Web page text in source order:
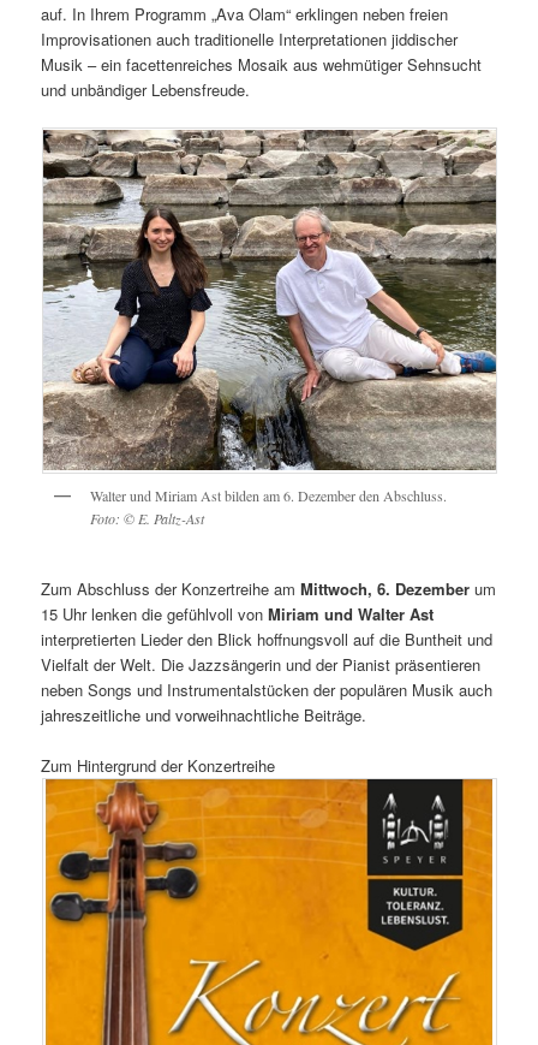
auf. In Ihrem Programm „Ava Olam“ erklingen neben freien
Improvisationen auch traditionelle Interpretationen jiddischer
Musik – ein facettenreiches Mosaik aus wehmütiger Sehnsucht
und unbändiger Lebensfreude.
Walter und Miriam Ast bilden am 6. Dezember den Abschluss.
Foto: © E. Paltz-Ast
Zum Abschluss der Konzertreihe amMittwoch, 6. Dezember um
15 Uhr lenken die gefühlvoll vonMiriam und Walter Ast
interpretierten Lieder den Blick hoffnungsvoll auf die Buntheit und
Vielfalt der Welt. Die Jazzsängerin und der Pianist präsentieren
neben Songs und Instrumentalstücken der populären Musik auch
jahreszeitliche und vorweihnachtliche Beiträge.
Zum Hintergrund der Konzertreihe